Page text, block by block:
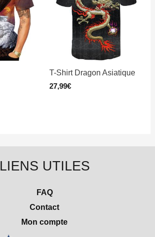
T-Shirt Dragon Asiatique
27,99€
LIENS UTILES
FAQ
Contact
Mon compte